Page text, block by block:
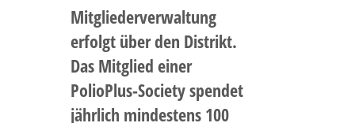
Mitgliederverwaltung
erfolgt über den Distrikt.
Das Mitglied einer
PolioPlus-Society spendet
jährlich mindestens 100